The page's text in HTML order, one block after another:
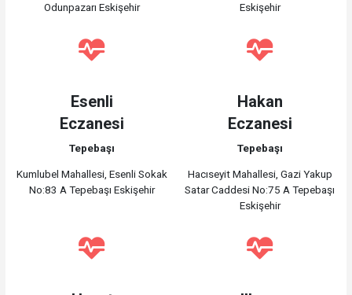
Odunpazarı Eskişehir
Eskişehir
Esenli
Eczanesi
Tepebaşı
Kumlubel Mahallesi, Esenli Sokak
No:83 A Tepebaşı Eskişehir
Hakan
Eczanesi
Tepebaşı
Hacıseyit Mahallesi, Gazi Yakup
Satar Caddesi No:75 A Tepebaşı
Eskişehir